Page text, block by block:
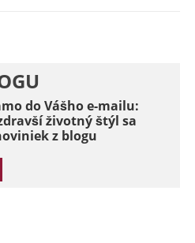
do Vášho e-mailu:
životný štýl sa
z blogu